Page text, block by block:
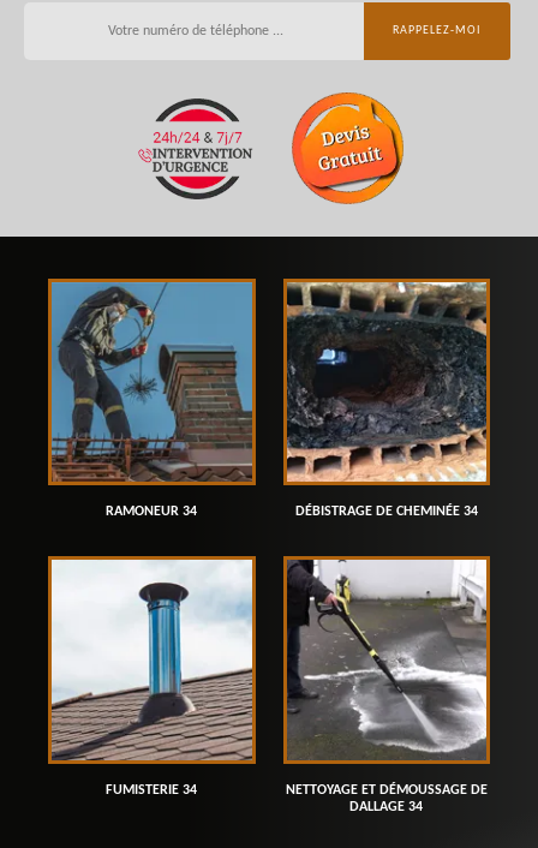
RAMONEUR 34 DÉBISTRAGE DE CHEMINÉE 34
FUMISTERIE 34
NETTOYAGE ET DÉMOUSSAGE DE
DALLAGE 34